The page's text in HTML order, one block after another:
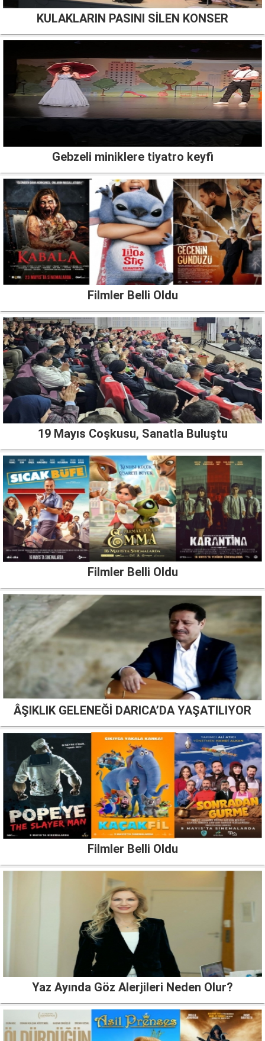
KULAKLARIN PASINI SİLEN KONSER
Gebzeli miniklere tiyatro keyfi
Filmler Belli Oldu
19 Mayıs Coşkusu, Sanatla Buluştu
Filmler Belli Oldu
ÂŞIKLIK GELENEĞİ DARICA’DA YAŞATILIYOR
Filmler Belli Oldu
Yaz Ayında Göz Alerjileri Neden Olur?